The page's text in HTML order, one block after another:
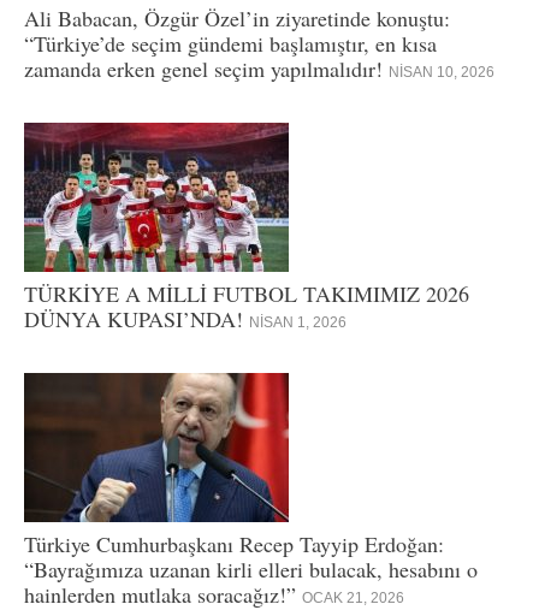
Ali Babacan, Özgür Özel’in ziyaretinde konuştu:
“Türkiye’de seçim gündemi başlamıştır, en kısa
zamanda erken genel seçim yapılmalıdır! NISAN 10, 2026
TÜRKİYE A MİLLİ FUTBOL TAKIMIMIZ 2026
DÜNYA KUPASI’NDA! NISAN 1, 2026
Türkiye Cumhurbaşkanı Recep Tayyip Erdoğan:
“Bayrağımıza uzanan kirli elleri bulacak, hesabını o
hainlerden mutlaka soracağız!” OCAK 21, 2026